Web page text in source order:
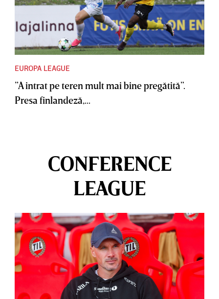
EUROPA LEAGUE
”A intrat pe teren mult mai bine pregătită”.
Presa finlandeză,...
CONFERENCE
LEAGUE